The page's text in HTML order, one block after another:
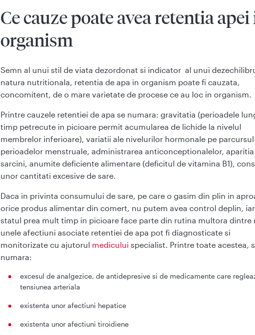
Ce cauze poate avea retentia
organism
Semn al unui stil de viata dezordonat si indicator al unui
natura nutritionala, retentia de apa in organism poate fi cauzata,
concomitent, de o mare varietate de procese ce au loc in organism.
Printre cauzele retentiei de apa se numara: gravitatia (perioadele
timp petrecute in picioare permit acumularea de lichide la nivelul
membrelor inferioare), variatii ale nivelurilor hormonale pe parcursul
perioadelor menstruale, administrarea anticonceptionalelor,
sarcini, anumite deficiente alimentare (deficitul de vitamina B1),
unor cantitati excesive de sare.
Daca in privinta consumului de sare, pe care o gasim din plin in
orice produs alimentar din comert, nu putem avea control deplin, iar
statul prea mult timp in picioare face parte din rutina multora dintre
unele afectiuni asociate retentiei de apa pot fi diagnosticate si
monitorizate cu ajutorul medicului specialist. Printre toate acestea,
numara:
excesul de analgezice, de antidepresive si de medicamente care
tensiunea arteriala
existenta unor afectiuni hepatice
existenta unor afectiuni tiroidiene